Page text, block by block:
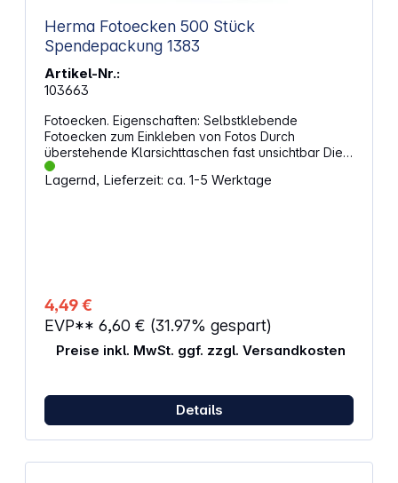
Herma Fotoecken 500 Stück
Spendepackung 1383
Artikel-Nr.:
103663
Fotoecken. Eigenschaften: Selbstklebende
Fotoecken zum Einkleben von Fotos Durch
überstehende Klarsichttaschen fast unsichtbar Die
Fotos können beliebig oft entnommen und wieder
eingesteckt werden Klebstoff lösemittelfrei
Lagernd, Lieferzeit: ca. 1-5 Werktage
4,49 €
EVP** 6,60 € (31.97% gespart)
Preise inkl. MwSt. ggf. zzgl. Versandkosten
Details